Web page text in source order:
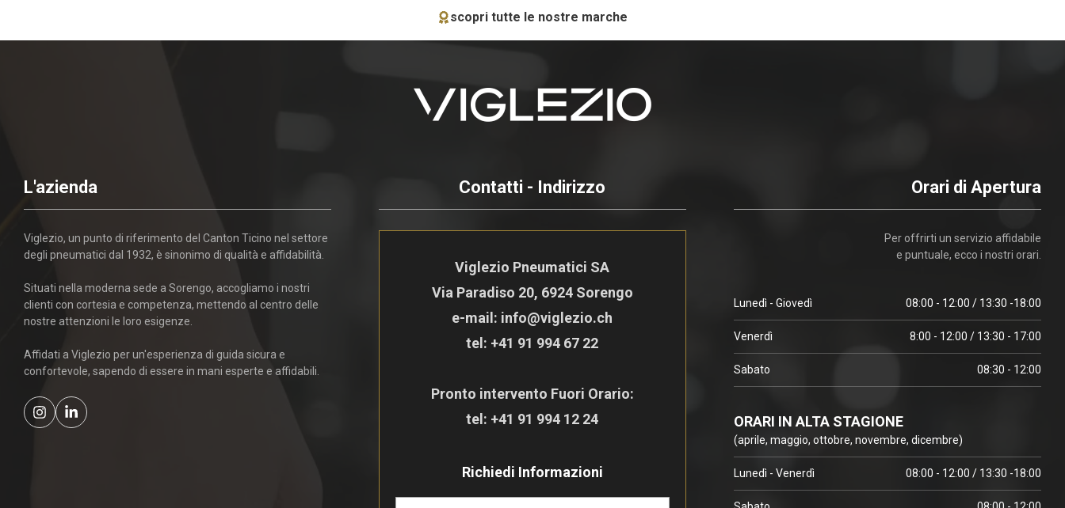
scopri tutte le nostre marche
L'azienda
Viglezio, un punto di riferimento del Canton Ticino nel settore
degli pneumatici dal 1932, è sinonimo di qualità e affidabilità.
Situati nella moderna sede a Sorengo, accogliamo i nostri
clienti con cortesia e competenza, mettendo al centro delle
nostre attenzioni le loro esigenze.
Affidati a Viglezio per un'esperienza di guida sicura e
confortevole, sapendo di essere in mani esperte e affidabili.
Contatti - Indirizzo
Viglezio Pneumatici SA
Via Paradiso 20, 6924 Sorengo
e-mail: info@viglezio.ch
tel: +41 91 994 67 22
Pronto intervento Fuori Orario:
tel: +41 91 994 12 24
Richiedi Informazioni
Orari di Apertura
Per offrirti un servizio affidabile
e puntuale, ecco i nostri orari.
Lunedì - Giovedì 08:00 - 12:00 / 13:30 -18:00
Venerdì 8:00 - 12:00 / 13:30 - 17:00
Sabato 08:30 - 12:00
ORARI IN ALTA STAGIONE
(aprile, maggio, ottobre, novembre, dicembre)
Lunedì - Venerdì 08:00 - 12:00 / 13:30 -18:00